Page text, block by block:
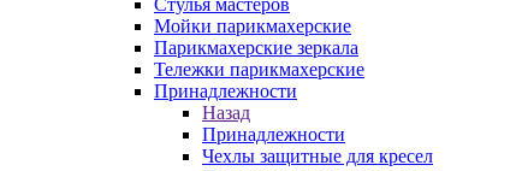
Стулья мастеров
Мойки парикмахерские
Парикмахерские зеркала
Тележки парикмахерские
Принадлежности
Назад
Принадлежности
Чехлы защитные для кресел